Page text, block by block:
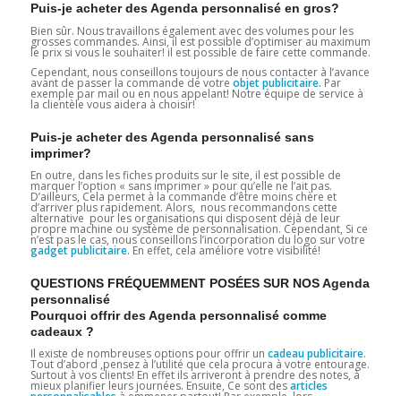
Puis-je acheter des Agenda personnalisé en gros?
Bien sûr. Nous travaillons également avec des volumes pour les
grosses commandes. Ainsi, il est possible d’optimiser au maximum
le prix si vous le souhaiter! il est possible de faire cette commande.
Cependant, nous conseillons toujours de nous contacter à l’avance
avant de passer la commande de votre objet publicitaire. Par
exemple par mail ou en nous appelant! Notre équipe de service à
la clientèle vous aidera à choisir!
Puis-je acheter des Agenda personnalisé sans
imprimer?
En outre, dans les fiches produits sur le site, il est possible de
marquer l’option « sans imprimer » pour qu’elle ne l’ait pas.
D’ailleurs, Cela permet à la commande d’être moins chère et
d’arriver plus rapidement. Alors, nous recommandons cette
alternative pour les organisations qui disposent déjà de leur
propre machine ou système de personnalisation. Cependant, Si ce
n’est pas le cas, nous conseillons l’incorporation du logo sur votre
gadget publicitaire. En effet, cela améliore votre visibilité!
QUESTIONS FRÉQUEMMENT POSÉES SUR NOS Agenda
personnalisé
Pourquoi offrir des Agenda personnalisé comme
cadeaux ?
Il existe de nombreuses options pour offrir un cadeau publicitaire.
Tout d’abord ,pensez à l’utilité que cela procura à votre entourage.
Surtout à vos clients! En effet ils arriveront à prendre des notes, à
mieux planifier leurs journées. Ensuite, Ce sont desarticles